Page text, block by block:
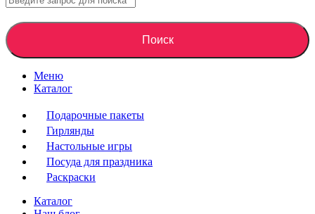
Поиск
Меню
Каталог
Подарочные пакеты
Гирлянды
Настольные игры
Посуда для праздника
Раскраски
Каталог